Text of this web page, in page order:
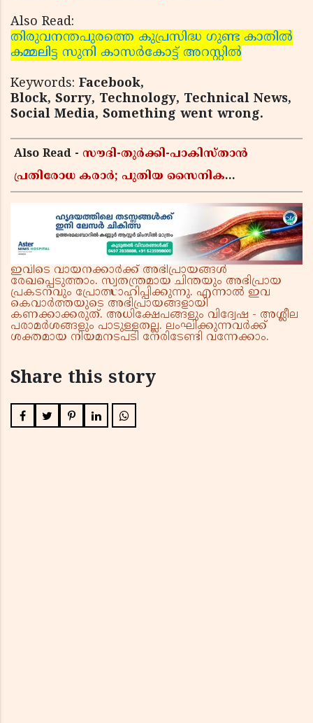
Also Read:
തിരുവനന്തപുരത്തെ കുപ്രസിദ്ധ ഗുണ്ട കാതില്‍
കമ്മലിട്ട സുനി കാസര്‍കോട്ട് അറസ്റ്റില്‍
Keywords: Facebook,
Block, Sorry, Technology, Technical News,
Social Media, Something went wrong.
Also Read - സൗദി-തുർക്കി-പാകിസ്താൻ
പ്രതിരോധ കരാർ; പുതിയ സൈനിക
ഇവിടെ വായനക്കാർക്ക് അഭിപ്രായങ്ങൾ
രേഖപ്പെടുത്താം. സ്വതന്ത്രമായ ചിന്തയും അഭിപ്രായ
പ്രകടനവും പ്രോത്സാഹിപ്പിക്കുന്നു. എന്നാൽ ഇവ
കെവാർത്തയുടെ അഭിപ്രായങ്ങളായി
കണക്കാക്കരുത്. അധിക്ഷേപങ്ങളും വിദ്വേഷ - അശ്ലീല
പരാമർശങ്ങളും പാടുള്ളതല്ല. ലംഘിക്കുന്നവർക്ക്
ശക്തമായ നിയമനടപടി നേരിടേണ്ടി വന്നേക്കാം.
Share this story